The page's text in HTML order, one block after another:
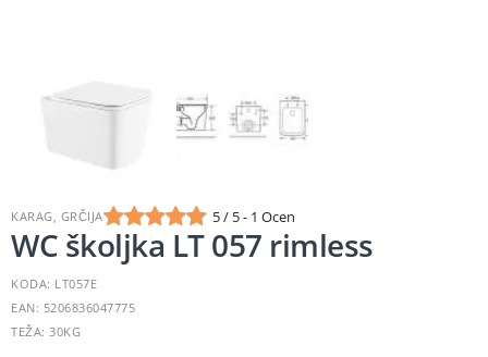
KARAG, GRČIJA 5 / 5 - 1 Ocen
WC školjka LT 057 rimless
KODA: LT057E
EAN: 5206836047775
TEŽA: 30KG